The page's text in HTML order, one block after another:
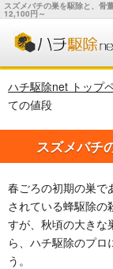
スズメバチの巣を駆除と、骨
12,100円～
ハチ駆除net トップ
ての値段
スズメバチ
春ごろの初期の巣で
されている蜂駆除の
すが、秋頃の大きな
ら、ハチ駆除のプロ
う。